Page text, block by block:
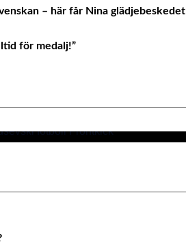
– här får Nina glädjebeskedet
för medalj!”